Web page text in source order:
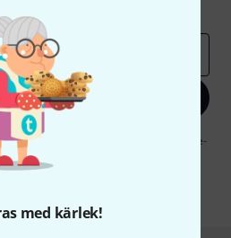
med kärlek!
dig nu
dig nu" samtycker jag till att ta emot e-
möjlig när som helst. Du finner mer
i vår